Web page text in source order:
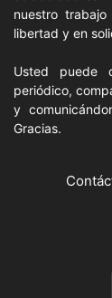
nuestro
libertad y en
Usted puede
periódico,
y
Gracias.